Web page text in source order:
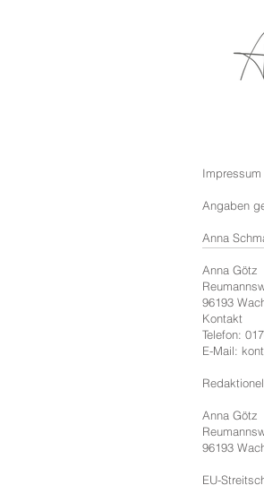
​Impressum
Angaben
Anna
Anna Götz
96193
Kontakt
Telefon:
E-Mail:
Anna Götz
96193
EU-